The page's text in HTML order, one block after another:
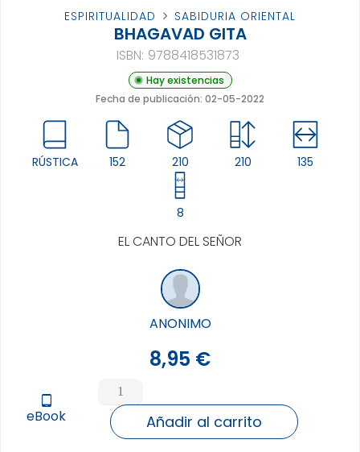
ESPIRITUALIDAD SABIDURIA ORIENTAL
BHAGAVAD GITA
ISBN: 9788418531873
Hay existencias
Fecha de publicación: 02-05-2022
RÚSTICA 152 210 210 135
8
EL CANTO DEL SEÑOR
ANONIMO
8,95 €
tablet_android
eBook
BHAGAVAD
GITA
cantidadAñadir al carrito